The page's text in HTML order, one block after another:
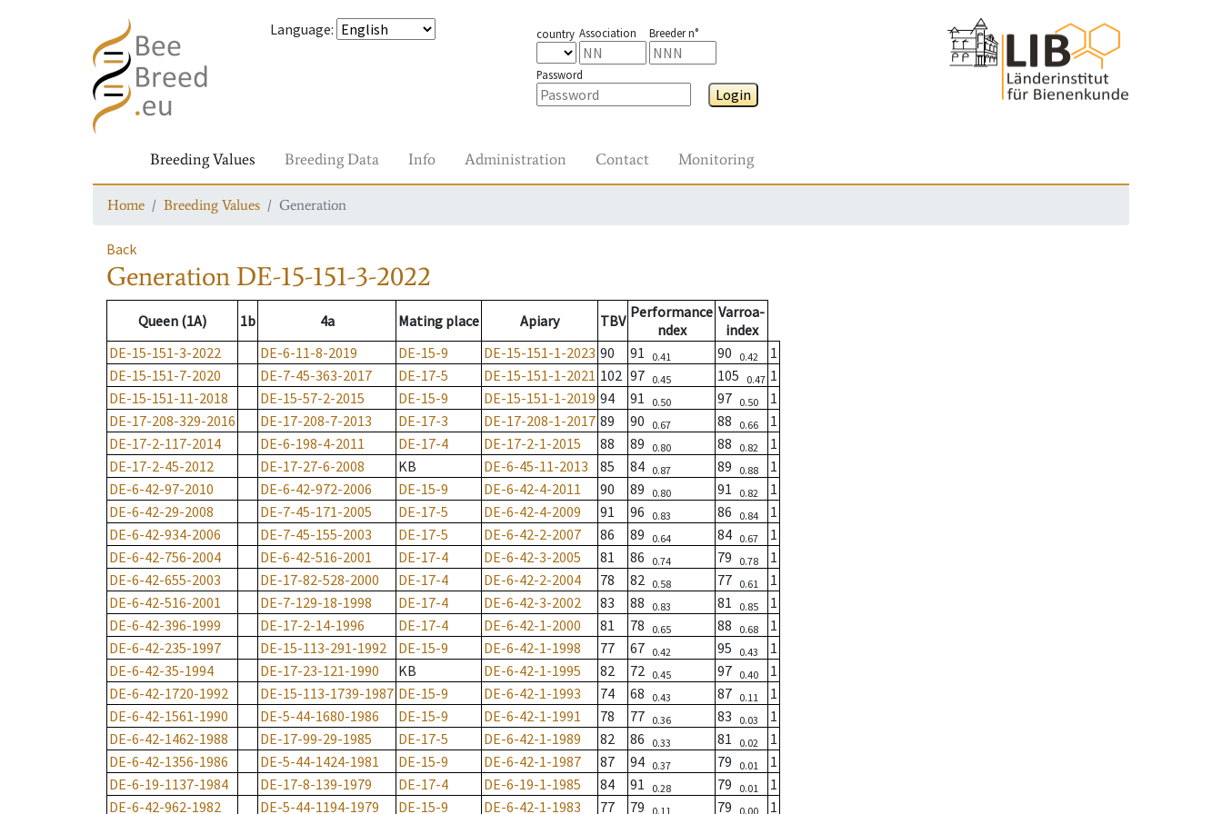
Language: country Association Breeder n°
Password
Login
Breeding Values Breeding Data Info Administration Contact Monitoring
Home Breeding Values Generation
Back
Generation DE-15-151-3-2022
Queen (1A) 1b 4a Mating place Apiary TBV Performance
ndex
Varroa-
index
DE-15-151-3-2022
DE-6-11-8-2019 DE-15-9 DE-15-151-1-2023 90 91 0.41 90 0.42
1
DE-15-151-7-2020
DE-7-45-363-2017 DE-17-5 DE-15-151-1-2021 102 97 0.45 105 0.47 1
DE-15-151-11-2018
DE-15-57-2-2015 DE-15-9 DE-15-151-1-2019 94 91 0.50 97 0.50
1
DE-17-208-329-2016
DE-17-208-7-2013 DE-17-3 DE-17-208-1-2017 89 90 0.67 88 0.66
1
DE-17-2-117-2014
DE-6-198-4-2011 DE-17-4 DE-17-2-1-2015 88 89 0.80 88 0.82
1
DE-17-2-45-2012
DE-17-27-6-2008 KB DE-6-45-11-2013 85 84 0.87 89 0.88
1
DE-6-42-97-2010
DE-6-42-972-2006 DE-15-9 DE-6-42-4-2011 90 89 0.80 91 0.82
1
DE-6-42-29-2008
DE-7-45-171-2005 DE-17-5 DE-6-42-4-2009 91 96 0.83 86 0.84
1
DE-6-42-934-2006
DE-7-45-155-2003 DE-17-5 DE-6-42-2-2007 86 89 0.64 84 0.67
1
DE-6-42-756-2004
DE-6-42-516-2001 DE-17-4 DE-6-42-3-2005 81 86 0.74 79 0.78
1
DE-6-42-655-2003
DE-17-82-528-2000 DE-17-4 DE-6-42-2-2004 78 82 0.58 77 0.61
1
DE-6-42-516-2001
DE-7-129-18-1998 DE-17-4 DE-6-42-3-2002 83 88 0.83 81 0.85
1
DE-6-42-396-1999
DE-17-2-14-1996 DE-17-4 DE-6-42-1-2000 81 78 0.65 88 0.68
1
DE-6-42-235-1997
DE-15-113-291-1992 DE-15-9 DE-6-42-1-1998 77 67 0.42 95 0.43
1
DE-6-42-35-1994
DE-17-23-121-1990 KB DE-6-42-1-1995 82 72 0.45 97 0.40
1
DE-6-42-1720-1992
DE-15-113-1739-1987 DE-15-9 DE-6-42-1-1993 74 68 0.43 87 0.11
1
DE-6-42-1561-1990
DE-5-44-1680-1986 DE-15-9 DE-6-42-1-1991 78 77 0.36 83 0.03
1
DE-6-42-1462-1988
DE-17-99-29-1985 DE-17-5 DE-6-42-1-1989 82 86 0.33 81 0.02
1
DE-6-42-1356-1986
DE-5-44-1424-1981 DE-15-9 DE-6-42-1-1987 87 94 0.37 79 0.01
1
DE-6-19-1137-1984
DE-17-8-139-1979 DE-17-4 DE-6-19-1-1985 84 91 0.28 79 0.01
1
DE-6-42-962-1982
DE-5-44-1194-1979 DE-15-9 DE-6-42-1-1983 77 79 0.11 79 0.00 1